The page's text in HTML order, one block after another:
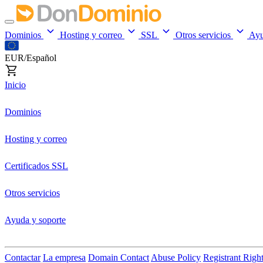
Dominios Hosting y correo SSL Otros servicios
EUR/Español
Inicio
Dominios
Hosting y correo
Certificados SSL
Otros servicios
Ayuda y soporte
Contactar La empresa Domain Contact Abuse Policy Registrant